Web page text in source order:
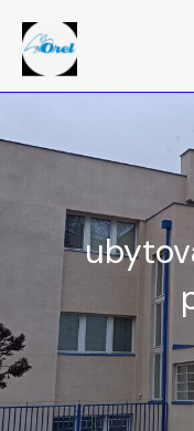
obsah